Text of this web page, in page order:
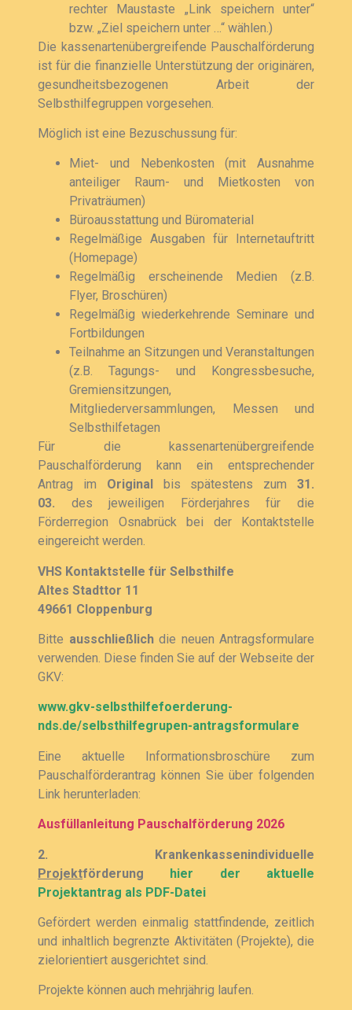
rechter Maustaste „Link speichern unter“
bzw. „Ziel speichern unter …“ wählen.)
Die kassenartenübergreifende Pauschalförderung
ist für die finanzielle Unterstützung der originären,
gesundheitsbezogenen Arbeit der
Selbsthilfegruppen vorgesehen.
Möglich ist eine Bezuschussung für:
Miet- und Nebenkosten (mit Ausnahme
anteiliger Raum- und Mietkosten von
Privaträumen)
Büroausstattung und Büromaterial
Regelmäßige Ausgaben für Internetauftritt
(Homepage)
Regelmäßig erscheinende Medien (z.B.
Flyer, Broschüren)
Regelmäßig wiederkehrende Seminare und
Fortbildungen
Teilnahme an Sitzungen und Veranstaltungen
(z.B. Tagungs- und Kongressbesuche,
Gremiensitzungen,
Mitgliederversammlungen, Messen und
Selbsthilfetagen
Für die kassenartenübergreifende
Pauschalförderung kann ein entsprechender
Antrag im Original bis spätestens zum31.
03. des jeweiligen Förderjahres für die
Förderregion Osnabrück bei der Kontaktstelle
eingereicht werden.
VHS Kontaktstelle für Selbsthilfe
Altes Stadttor 11
49661 Cloppenburg
Bitte ausschließlichdie neuen Antragsformulare
verwenden. Diese finden Sie auf der Webseite der
GKV:
www.gkv-selbsthilfefoerderung-
nds.de/selbsthilfegrupen-antragsformulare
Eine aktuelle Informationsbroschüre zum
Pauschalförderantrag können Sie über folgenden
Link herunterladen:
Ausfüllanleitung Pauschalförderung 2026
2. Krankenkassenindividuelle
Projektförderung
hier der aktuelle
Projektantrag als PDF-Datei
Gefördert werden einmalig stattfindende, zeitlich
und inhaltlich begrenzte Aktivitäten (Projekte), die
zielorientiert ausgerichtet sind.
Projekte können auch mehrjährig laufen.